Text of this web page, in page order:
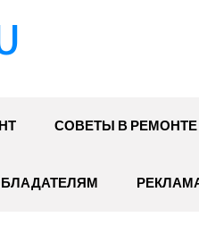
СОВЕТЫ В РЕМОНТЕ